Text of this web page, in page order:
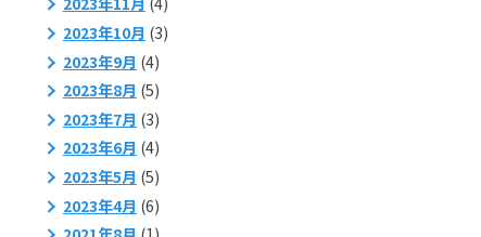
2023年10月 (3)
2023年9月 (4)
2023年8月 (5)
2023年7月 (3)
2023年6月 (4)
2023年5月 (5)
2023年4月 (6)